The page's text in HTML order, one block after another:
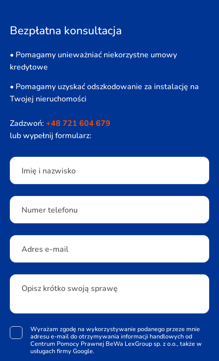
Bezpłatna konsultacja
• Pomagamy unieważniać niekorzystne umowy
kredytowe
• Pomagamy uzyskać odszkodowanie za instalację na
Twojej nieruchomości
Zadzwoń: +48 721 604 679
lub wypełnij formularz:
Please leave this field empty.
Imię i nazwisko
Numer telefonu
Adres e-mail
Opisz krótko swoją sprawę
Wyrażam zgodę na wykorzystywanie podanego przeze mnie
adresu e-mail do otrzymywania informacji handlowych od
Centrum Pomocy Prawnej BeWa LexGroup sp. z o.o., także w
usługach firmy Google.